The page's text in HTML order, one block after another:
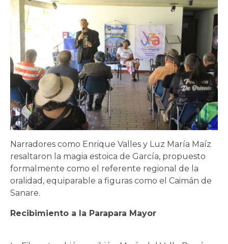
Narradores como Enrique Valles y Luz María Maíz
resaltaron la magia estoica de García, propuesto
formalmente como el referente regional de la
oralidad, equiparable a figuras como el Caimán de
Sanare.
Recibimiento a la Parapara Mayor